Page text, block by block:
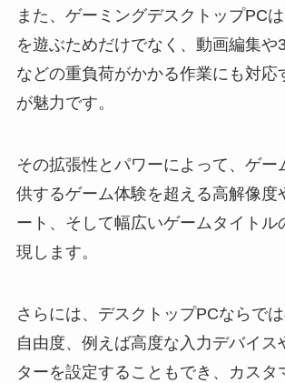
また、ゲーミングデスクトップPC
を遊ぶためだけでなく、動画編集や
などの重負荷がかかる作業にも対応
が魅力です。
その拡張性とパワーによって、ゲー
供するゲーム体験を超える高解像度
ート、そして幅広いゲームタイトル
現します。
さらには、デスクトップPCならで
自由度、例えば高度な入力デバイス
ターを設定することもでき、カスタ